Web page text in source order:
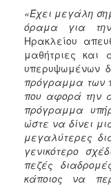
«Έχει μεγάλη
όραμα για
Ηρακλείου
μαθήτριες
υπερυψωμένων
πρόγραμμα των
που αφορά την
πρόγραμμα
ώστε να δίνει
μεγαλύτερες
γενικότερο
πεζές
κάποιος να